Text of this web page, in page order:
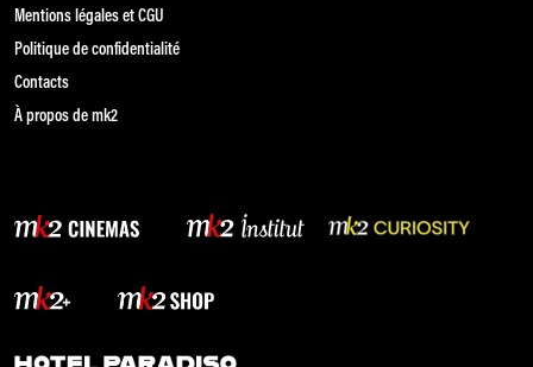
Mentions légales et CGU
Politique de confidentialité
Contacts
À propos de mk2